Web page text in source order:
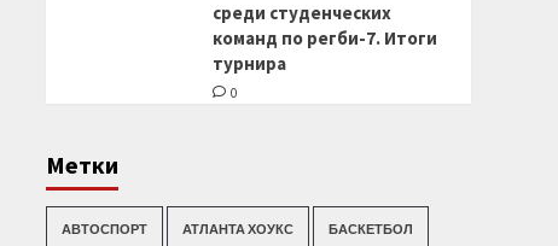
среди студенческих
команд по регби-7. Итоги
турнира
0
Метки
АВТОСПОРТ АТЛАНТА ХОУКС БАСКЕТБОЛ